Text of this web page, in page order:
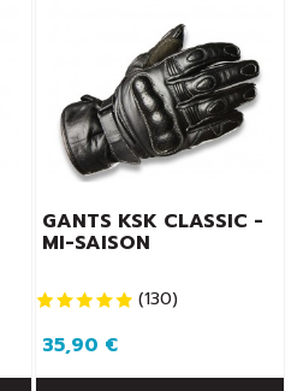
GANTS KSK CLASSIC -
MI-SAISON
(130)
35,90 €